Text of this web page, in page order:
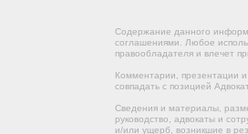
Содержание данного
соглашениями. Любое
правообладателя и влечет
Комментарии, презентации
совпадать с позицией
Сведения и материалы,
руководство, адвокаты и
и/или ущерб, возникшие в